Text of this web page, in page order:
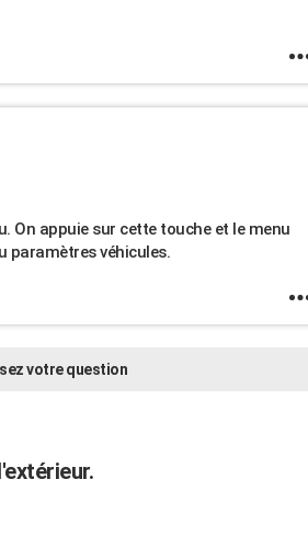
On appuie sur cette touche et le menu
paramètres véhicules.
votre question